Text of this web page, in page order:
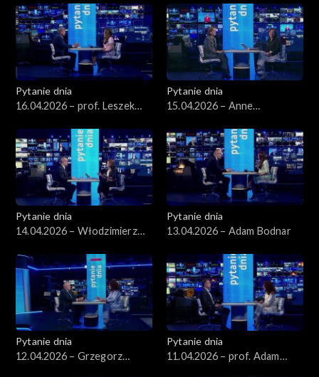
Pytanie dnia
16.04.2026 – prof. Leszek
Pytanie dnia
15.04.2026 – Anne
Pytanie dnia
14.04.2026 – Włodzimierz
Pytanie dnia
13.04.2026 – Adam Bodnar
Pytanie dnia
12.04.2026 – Grzegorz
Pytanie dnia
11.04.2026 – prof. Adam